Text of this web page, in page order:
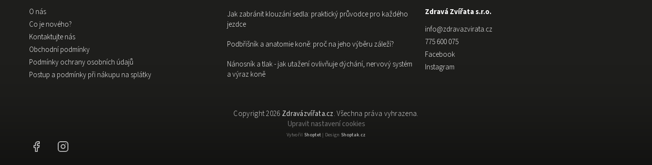
O nás
Co je nového?
Kontaktujte nás
Obchodní podmínky
Podmínky ochrany osobních údajů
Postup a podmínky při nákupu na splátky
Jak zabránit klouzání sedla: praktický průvodce pro každého
jezdce
Podbřišník a anatomie koně: proč na jeho výběru záleží?
Nánosník a tlak - jak utažení ovlivňuje dýchání, nervový systém
a výraz koně
Zdravá Zvířata s.r.o.
info@zdravazvirata.cz
775 600 075
Facebook
Instagram
Copyright 2026 Zdravázvířata.cz. Všechna práva vyhrazena.
Upravit nastavení cookies
Vytvořil Shoptet| Design Shoptak.cz
Facebook